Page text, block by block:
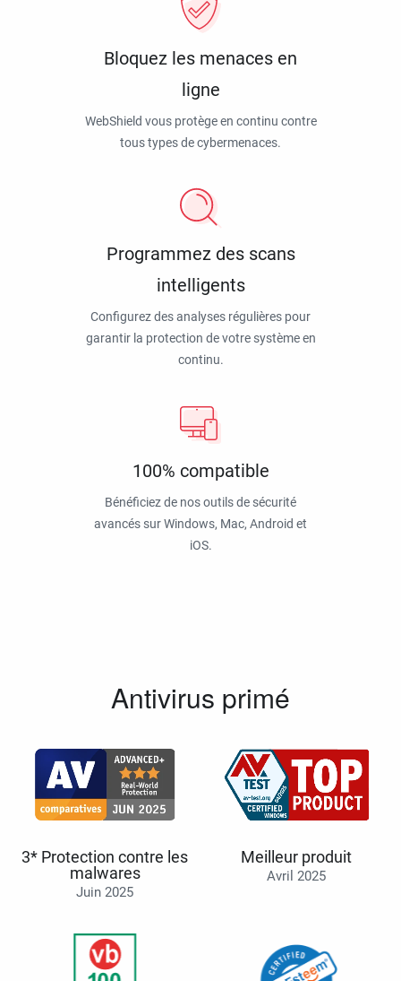
Bloquez les menaces en
ligne
WebShield vous protège en continu contre
tous types de cybermenaces.
Programmez des scans
intelligents
Configurez des analyses régulières pour
garantir la protection de votre système en
continu.
100% compatible
Bénéficiez de nos outils de sécurité
avancés sur Windows, Mac, Android et
iOS.
Antivirus primé
3* Protection contre les
malwares
Juin 2025
Meilleur produit
Avril 2025